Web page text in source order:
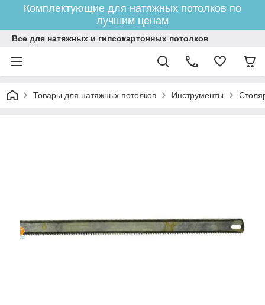
Комплектующие для натяжных потолков по
лучшим ценам
Все для натяжных и гипсокартонных потолков
Товары для натяжных потолков Инструменты